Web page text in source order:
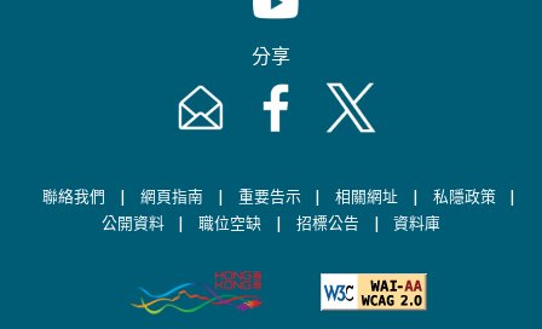
分享
Email [This link will pop up in a new
Facebook [This link will pop up
Twitter [This link will
聯絡我們 | 網頁指南 | 重要告示 | 相關網址 | 私隱政策 |
公開資料 | 職位空缺 | 招標公告 | 資料庫